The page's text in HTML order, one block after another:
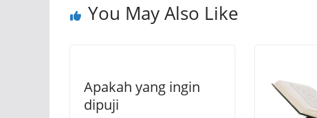
You May Also Like
Apakah yang ingin
dipuji